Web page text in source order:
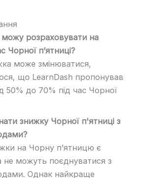
розраховувати на
Чорної п’ятниці?
може змінюватися,
що LearnDash пропонував
50% до 70% під час Чорної
знижку Чорної п'ятниці з
на Чорну п’ятницю є
можуть поєднуватися з
Однак найкраще